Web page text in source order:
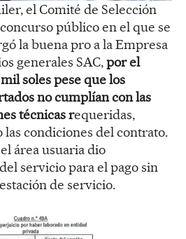
el Comité de Selección
público en el que se
la buena pro a la Empresa
generales SAC,por el
soles pese que los
no cumplían con las
técnicas requeridas,
condiciones del contrato.
área usuaria dio
servicio para el pago sin
de servicio.